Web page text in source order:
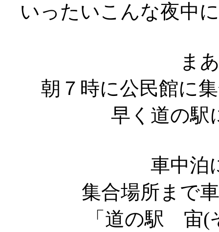
いったいこんな夜中
ま
朝７時に公民館に
早く道の駅
車中泊
集合場所まで
「道の駅 宙(